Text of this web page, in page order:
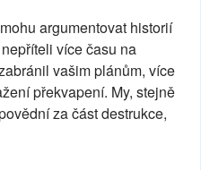
argumentovat historií
více času na
vašim plánům, více
překvapení. My, stejně
za část destrukce,